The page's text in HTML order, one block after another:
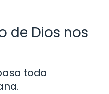
de Dios nos
toda